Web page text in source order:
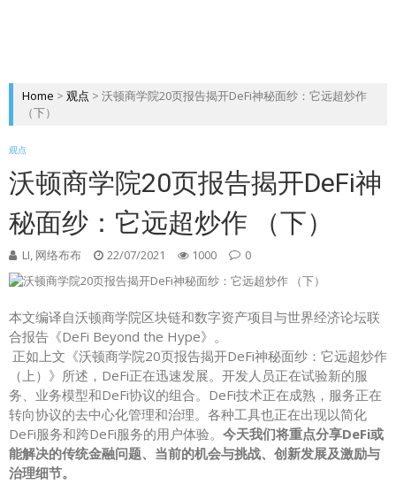
Home > 观点 > 沃顿商学院20页报告揭开DeFi神秘面纱：它远超炒作
（下）
观点
沃顿商学院20页报告揭开DeFi神
秘面纱：它远超炒作 （下）
LI, 网络布布 22/07/2021 1000 0
本文编译自沃顿商学院区块链和数字资产项目与世界经济论坛联
合报告《DeFi Beyond the Hype》。
正如上文《沃顿商学院20页报告揭开DeFi神秘面纱：它远超炒作
（上）》所述，DeFi正在迅速发展。开发人员正在试验新的服
务、业务模型和DeFi协议的组合。DeFi技术正在成熟，服务正在
转向协议的去中心化管理和治理。各种工具也正在出现以简化
DeFi服务和跨DeFi服务的用户体验。 今天我们将重点分享DeFi或
能解决的传统金融问题、当前的机会与挑战、创新发展及激励与
治理细节。